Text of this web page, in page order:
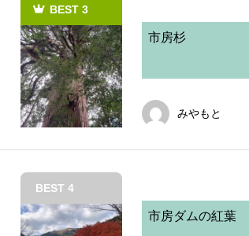
BEST 3
市房杉
みやもと
BEST 4
市房ダムの紅葉